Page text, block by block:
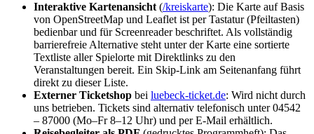
Interaktive Kartenansicht (/kreiskarte): Die Karte auf Basis
von OpenStreetMap und Leaflet ist per Tastatur (Pfeiltasten)
bedienbar und für Screenreader beschriftet. Als vollständig
barrierefreie Alternative steht unter der Karte eine sortierte
Textliste aller Spielorte mit Direktlinks zu den
Veranstaltungen bereit. Ein Skip-Link am Seitenanfang führt
direkt zu dieser Liste.
Externer Ticketshop bei luebeck-ticket.de: Wird nicht durch
uns betrieben. Tickets sind alternativ telefonisch unter 04542
– 87000 (Mo–Fr 8–12 Uhr) und per E-Mail erhältlich.